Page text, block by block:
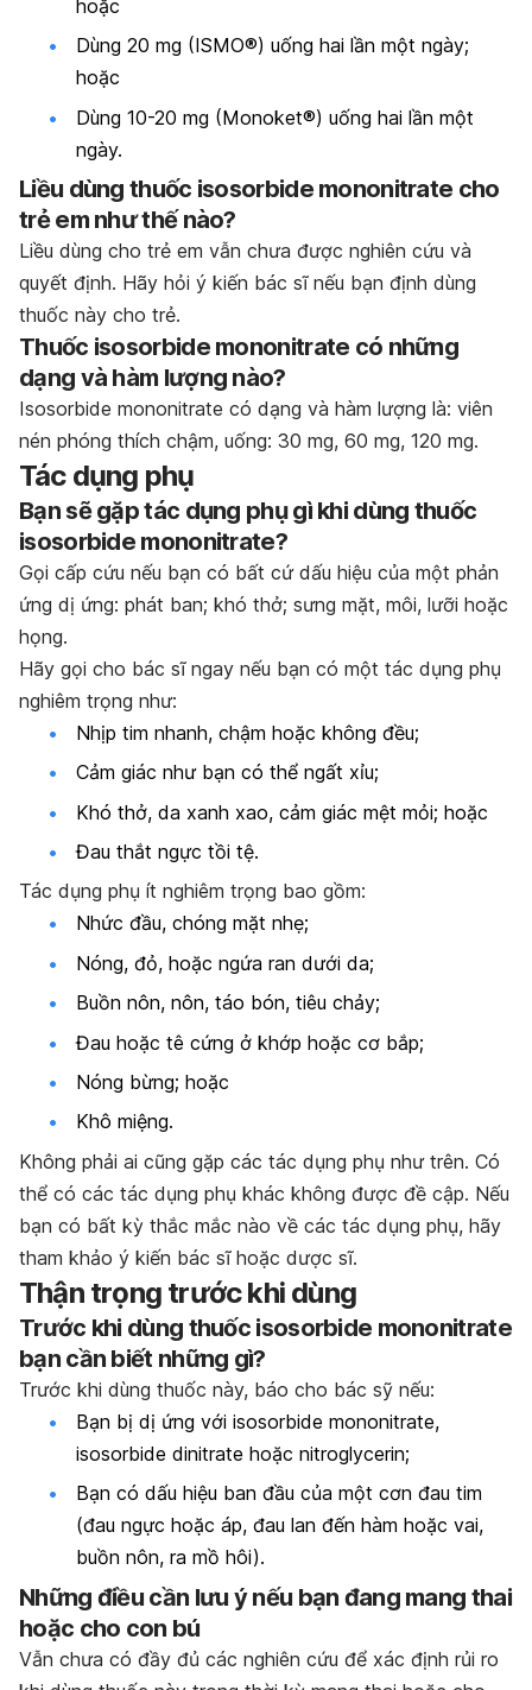
hoặc
Dùng 20 mg (ISMO®) uống hai lần một ngày;
hoặc
Dùng 10-20 mg (Monoket®) uống hai lần một
ngày.
Liều dùng thuốc isosorbide mononitrate cho
trẻ em như thế nào?
Liều dùng cho trẻ em vẫn chưa được nghiên cứu và
quyết định. Hãy hỏi ý kiến bác sĩ nếu bạn định dùng
thuốc này cho trẻ.
Thuốc isosorbide mononitrate có những
dạng và hàm lượng nào?
Isosorbide mononitrate có dạng và hàm lượng là: viên
nén phóng thích chậm, uống: 30 mg, 60 mg, 120 mg.
Tác dụng phụ
Bạn sẽ gặp tác dụng phụ gì khi dùng thuốc
isosorbide mononitrate?
Gọi cấp cứu nếu bạn có bất cứ dấu hiệu của một phản
ứng dị ứng: phát ban; khó thở; sưng mặt, môi, lưỡi hoặc
họng.
Hãy gọi cho bác sĩ ngay nếu bạn có một tác dụng phụ
nghiêm trọng như:
Nhịp tim nhanh, chậm hoặc không đều;
Cảm giác như bạn có thể ngất xỉu;
Khó thở, da xanh xao, cảm giác mệt mỏi; hoặc
Đau thắt ngực tồi tệ.
Tác dụng phụ ít nghiêm trọng bao gồm:
Nhức đầu, chóng mặt nhẹ;
Nóng, đỏ, hoặc ngứa ran dưới da;
Buồn nôn, nôn, táo bón, tiêu chảy;
Đau hoặc tê cứng ở khớp hoặc cơ bắp;
Nóng bừng; hoặc
Khô miệng.
Không phải ai cũng gặp các tác dụng phụ như trên. Có
thể có các tác dụng phụ khác không được đề cập. Nếu
bạn có bất kỳ thắc mắc nào về các tác dụng phụ, hãy
tham khảo ý kiến bác sĩ hoặc dược sĩ.
Thận trọng trước khi dùng
Trước khi dùng thuốc isosorbide mononitrate
bạn cần biết những gì?
Trước khi dùng thuốc này, báo cho bác sỹ nếu:
Bạn bị dị ứng với isosorbide mononitrate,
isosorbide dinitrate hoặc nitroglycerin;
Bạn có dấu hiệu ban đầu của một cơn đau tim
(đau ngực hoặc áp, đau lan đến hàm hoặc vai,
buồn nôn, ra mồ hôi).
Những điều cần lưu ý nếu bạn đang mang thai
hoặc cho con bú
Vẫn chưa có đầy đủ các nghiên cứu để xác định rủi ro